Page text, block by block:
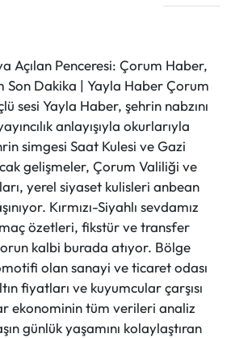
Açılan Penceresi: Çorum Haber,
Son Dakika | Yayla Haber Çorum
sesi Yayla Haber, şehrin nabzını
anlayışıyla okurlarıyla
simgesi Saat Kulesi ve Gazi
gelişmeler, Çorum Valiliği ve
yerel siyaset kulisleri anbean
Kırmızı-Siyahlı sevdamız
özetleri, fikstür ve transfer
kalbi burada atıyor. Bölge
olan sanayi ve ticaret odası
fiyatları ve kuyumcular çarşısı
ekonominin tüm verileri analiz
günlük yaşamını kolaylaştıran